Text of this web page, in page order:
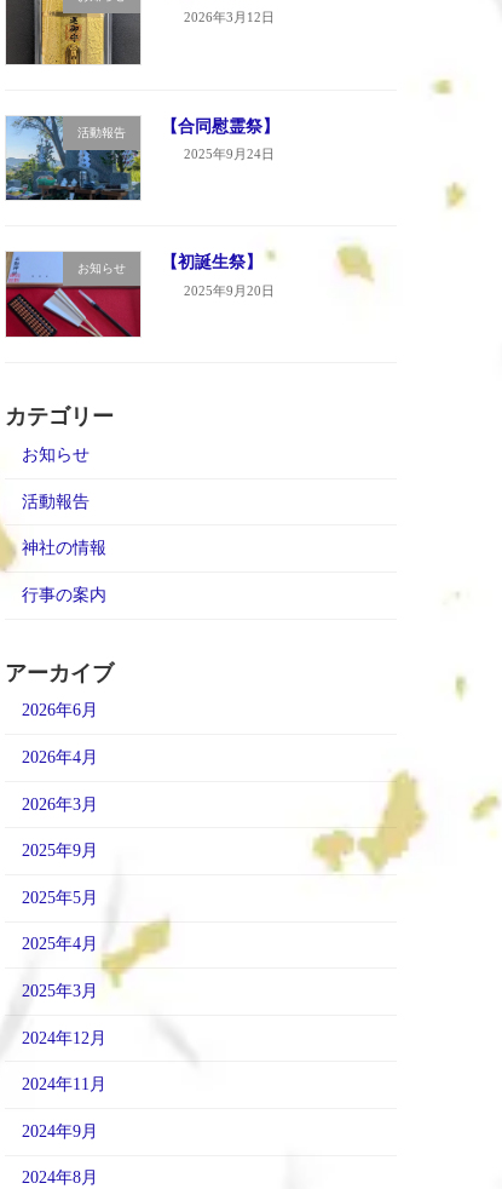
2026年3月12日
活動報告 【合同慰霊祭】
2025年9月24日
お知らせ 【初誕生祭】
2025年9月20日
カテゴリー
お知らせ
活動報告
神社の情報
行事の案内
アーカイブ
2026年6月
2026年4月
2026年3月
2025年9月
2025年5月
2025年4月
2025年3月
2024年12月
2024年11月
2024年9月
2024年8月